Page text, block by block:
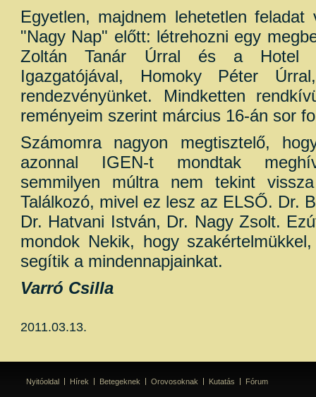
Egyetlen, majdnem lehetetlen
"Nagy Nap" előtt: létrehozni egy
Zoltán Tanár Úrral és a Hotel
Igazgatójával, Homoky Péter
rendezvényünket. Mindketten
reményeim szerint március 16-án sor
Számomra nagyon megtisztelő,
azonnal IGEN-t mondtak
semmilyen múltra nem tekint
Találkozó, mivel ez lesz az ELSŐ. Dr.
Dr. Hatvani István, Dr. Nagy Zsolt.
mondok Nekik, hogy
segítik a mindennapjainkat.
Varró Csilla
2011.03.13.
Nyitóoldal Hírek Betegeknek Orovosoknak Kutatás Fórum